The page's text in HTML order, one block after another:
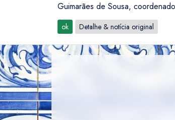
Guimarães de Sousa,
ok Detalhe & notícia original